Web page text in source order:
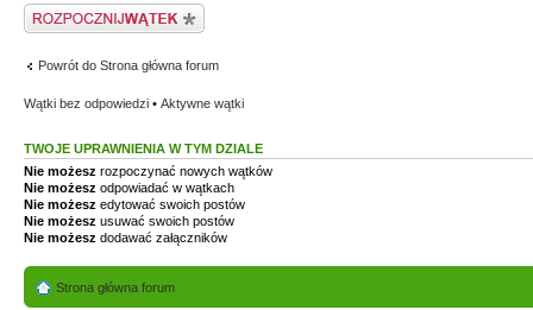
Napisz wątek
Powrót do Strona główna forum
Wątki bez odpowiedzi • Aktywne wątki
TWOJE UPRAWNIENIA W TYM DZIALE
Nie możesz rozpoczynać nowych wątków
Nie możesz odpowiadać w wątkach
Nie możesz edytować swoich postów
Nie możesz usuwać swoich postów
Nie możesz dodawać załączników
Strona główna forum